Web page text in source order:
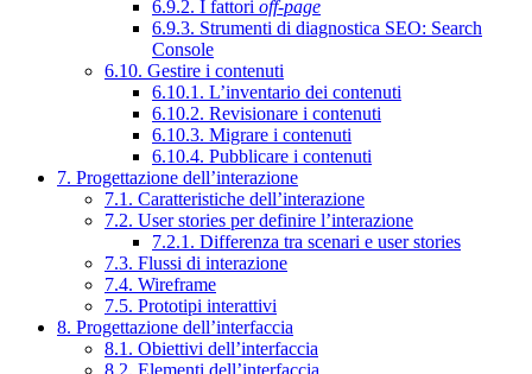
6.9.2. I fattori off-page
6.9.3. Strumenti di diagnostica SEO: Search
Console
6.10. Gestire i contenuti
6.10.1. L’inventario dei contenuti
6.10.2. Revisionare i contenuti
6.10.3. Migrare i contenuti
6.10.4. Pubblicare i contenuti
7. Progettazione dell’interazione
7.1. Caratteristiche dell’interazione
7.2. User stories per definire l’interazione
7.2.1. Differenza tra scenari e user stories
7.3. Flussi di interazione
7.4. Wireframe
7.5. Prototipi interattivi
8. Progettazione dell’interfaccia
8.1. Obiettivi dell’interfaccia
8.2. Elementi dell’interfaccia